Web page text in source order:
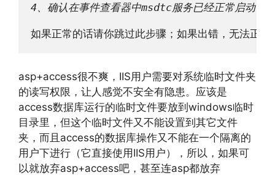
4、确认在事件查看器中msdtc服务已经正常启动[
如果正常的话请你跳过此步骤；如果出错，无法
asp+access很不爽，IIS用户需要对系统临时文件夹
的读写权限，让人感觉不安全有隐患。应该是
access数据库运行的临时文件要放到windows临时
目录里，但这个临时文件又不能设置到其它文件
夹，而且access的数据库操作又不能在一个隔离的
用户下进行（它直接使用IIS用户），所以，如果可
以就放弃asp+access吧，甚至连asp都放弃